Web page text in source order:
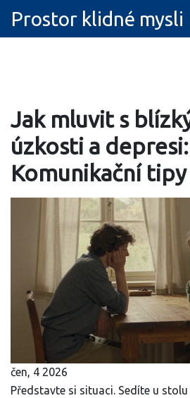
Prostor klidné mysli
Jak mluvit s
úzkosti a depresi:
Komunikační
čen, 4 2026
Představte si situaci. Sedíte u